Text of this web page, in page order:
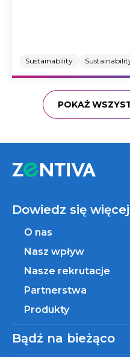
Sustainability
POKAŻ
Dowiedz się więcej
O nas
Nasz wpływ
Nasze rekrutacje
Partnerstwa
Produkty
Bądź na bieżąco